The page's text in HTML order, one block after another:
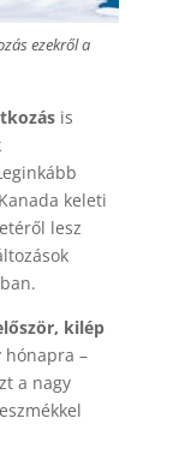
ezekről a
is
keleti
lesz
kilép
hónapra –
a nagy